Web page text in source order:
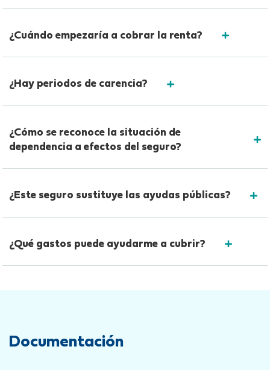
¿Cuándo empezaría a cobrar la renta?
¿Hay periodos de carencia?
¿Cómo se reconoce la situación de
dependencia a efectos del seguro?
¿Este seguro sustituye las ayudas públicas?
¿Qué gastos puede ayudarme a cubrir?
Documentación